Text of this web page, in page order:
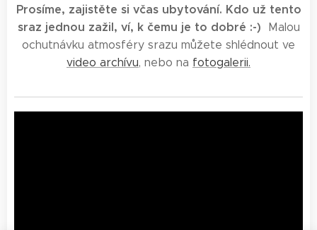
Prosíme, zajistěte si včas ubytování. Kdo už tento
sraz jednou zažil, ví, k čemu je to dobré :-)
Malou
ochutnávku atmosféry srazu můžete shlédnout ve
video archívu, nebo na fotogalerii.